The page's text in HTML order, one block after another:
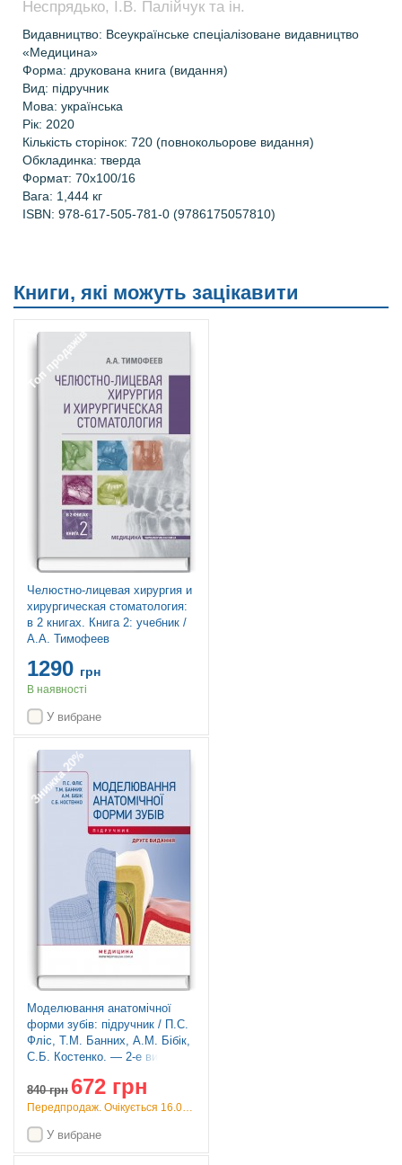
Неспрядько, І.В. Палійчук та ін.
Видавництво: Всеукраїнське спеціалізоване видавництво
«Медицина»
Форма: друкована книга (видання)
Вид: підручник
Мова: українська
Рік: 2020
Кількість сторінок: 720 (повнокольорове видання)
Обкладинка: тверда
Формат: 70х100/16
Вага: 1,444 кг
ISBN: 978-617-505-781-0 (9786175057810)
Книги, які можуть зацікавити
Топ продажів
Челюстно-лицевая хирургия и
хирургическая стоматология:
в 2 книгах. Книга 2: учебник /
А.А. Тимофеев
1290 грн
В наявності
У вибране
Знижка 20%
Моделювання анатомічної
форми зубів: підручник / П.С.
Фліс, Т.М. Банних, А.М. Бібік,
С.Б. Костенко. — 2-е видання
840грн 672 грн
Передпродаж. Очікується 16.09.26
У вибране